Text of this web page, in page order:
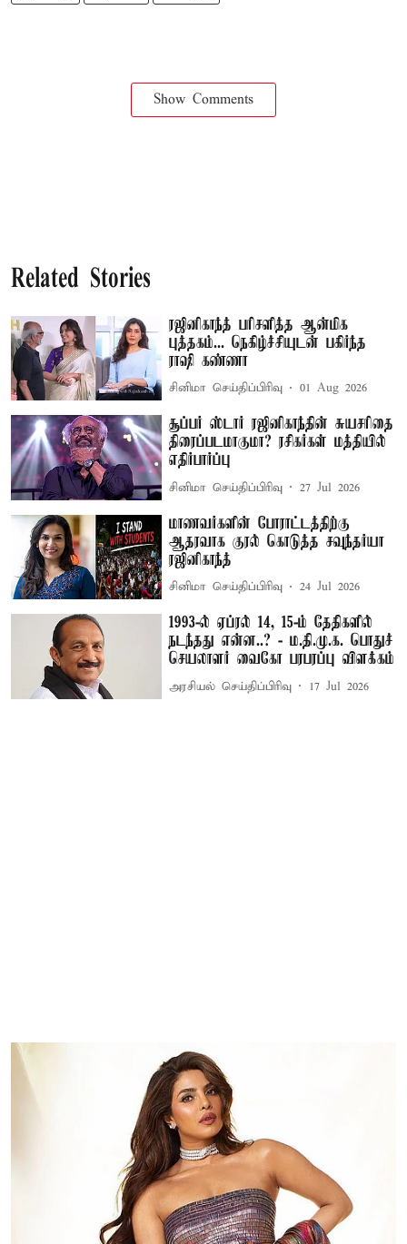
Show Comments
Related Stories
ரஜினிகாந்த் பரிசளித்த ஆன்மிக
புத்தகம்... நெகிழ்ச்சியுடன் பகிர்ந்த
ராஷி கண்ணா
சினிமா செய்திப்பிரிவு 01 Aug 2026
சூப்பர் ஸ்டார் ரஜினிகாந்தின் சுயசரிதை
திரைப்படமாகுமா? ரசிகர்கள் மத்தியில்
எதிர்பார்ப்பு
சினிமா செய்திப்பிரிவு 27 Jul 2026
மாணவர்களின் போராட்டத்திற்கு
ஆதரவாக குரல் கொடுத்த சவுந்தர்யா
ரஜினிகாந்த்
சினிமா செய்திப்பிரிவு 24 Jul 2026
1993-ல் ஏப்ரல் 14, 15-ம் தேதிகளில்
நடந்தது என்ன..? - ம.தி.மு.க. பொதுச்
செயலாளர் வைகோ பரபரப்பு விளக்கம்
அரசியல் செய்திப்பிரிவு 17 Jul 2026